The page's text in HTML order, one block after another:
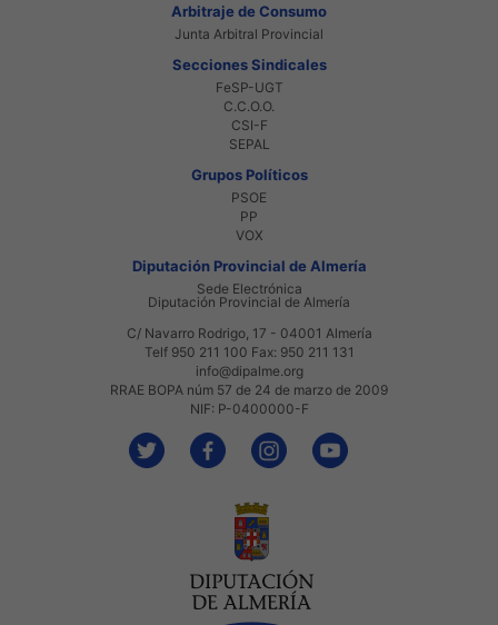
Arbitraje de Consumo
Junta Arbitral Provincial
Secciones Sindicales
FeSP-UGT
C.C.O.O.
CSI-F
SEPAL
Grupos Políticos
PSOE
PP
VOX
Diputación Provincial de Almería
Sede Electrónica
Diputación Provincial de Almería
C/ Navarro Rodrigo, 17 - 04001 Almería
Telf 950 211 100 Fax: 950 211 131
info@dipalme.org
RRAE BOPA núm 57 de 24 de marzo de 2009
NIF: P-0400000-F